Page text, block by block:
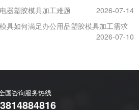
器塑胶模具加工难题
2026-07-14
具如何满足办公用品塑胶模具加工需求
2026-07-10
国咨询服务热线